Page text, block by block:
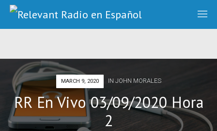
MARCH 9, 2020 IN JOHN MORALES
RR En Vivo 03/09/2020 Hora
2